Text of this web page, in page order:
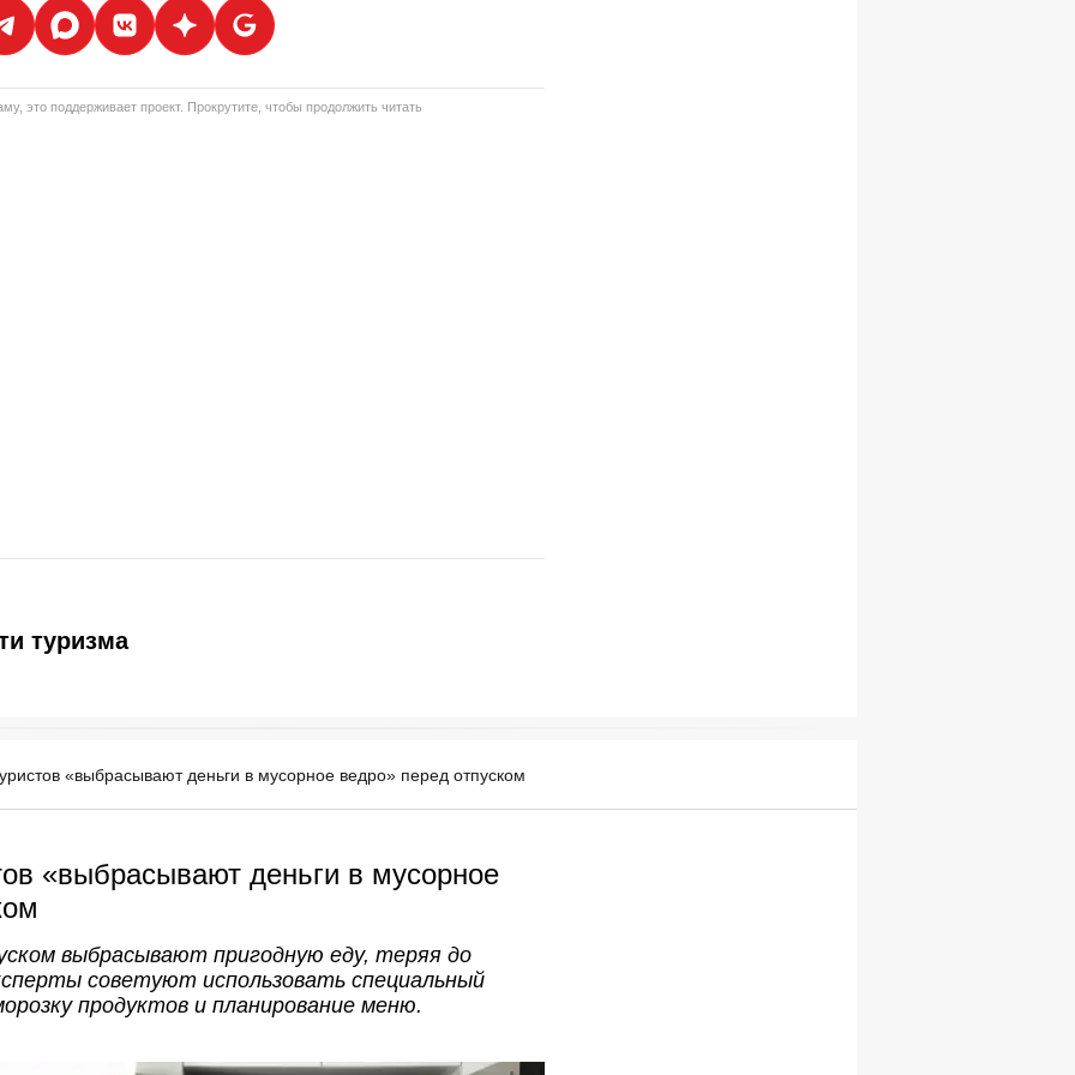
это поддерживает проект. Прокрутите, чтобы продолжить читать
туризма
«выбрасывают деньги в мусорное ведро» перед отпуском
«выбрасывают деньги в мусорное
выбрасывают пригодную еду, теряя до
советуют использовать специальный
продуктов и планирование меню.